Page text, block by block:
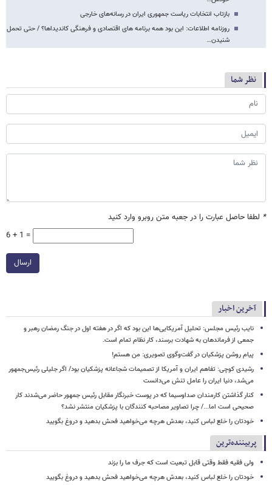
بازتاب انتخابات ریاست جمهوری ایران در رسانه‌های خارجی
روزنامه اطلاعات: این بود همه برنامه های اقتصادی و فرهنگی کاندیداها؟ / حتی تحمل
شنیدن…
نظر شما
* لطفا حاصل عبارت را در جعبه متن روبرو وارد کنید
6 + 1 =
ارسال
آخرین اخبار
نایب رئیس مجلس: تحلیل آمریکایی‌ها این بود که اگر در هفته اول در جنگ رمضان رهبر و
جمعی از فرماندهان به شهادت برسند، کار نظام تمام است.
پیام روشن پزشکیان در گفت‌وگوی تصویری: من هستم!
رشیدی کوچی: تفاهم ایران و آمریکا از تصمیمات شجاعانه پزشکیان بود/ اگر جلیلی رئیس‌جمهور
می‌شد، دنیا ایران را عامل تنش می‌دانست
کنار گذاشتن کارمندان صداوسیما که در پوست خبرنگار مقابل رئیس جمهور حاضر می‌شدند کار
صحیحی است اما.../ چرا تصاویر مصاحبه کنندگان با پزشکیان منتشر نشد؟
خودتان را خلع لباس کنید، بعدش هرچه می‌خواهید فحش بدهید و دروغ بگویید
پربیننده‌ترین
ولی فقیه فقط وقتی قابل تبعیت است که جرف ما را بزند
خودتان را خلع لباس کنید، بعدش هرچه می‌خواهید فحش بدهید و دروغ بگویید